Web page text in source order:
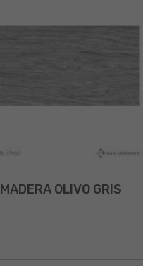
MADERA OLIVO GRIS